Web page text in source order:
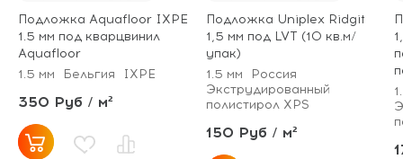
Подложка Aquafloor IXPE
1.5 мм под кварцвинил
Aquafloor
1.5 мм
Бельгия IXPE
350 Руб / м²
Подложка Uniplex Ridgit
1,5 мм под LVT (10 кв.м/
упак)
1.5 мм
Россия
Экструдированный
полистирол XPS
150 Руб / м²